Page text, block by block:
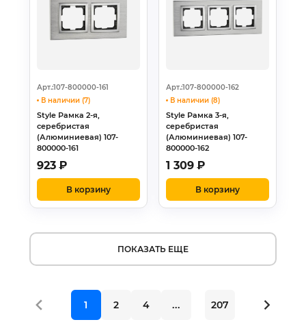
Арт.:107-800000-161
В наличии (7)
Style Рамка 2-я,
серебристая
(Алюминиевая) 107-
800000-161
923 ₽
В корзину
Арт.:107-800000-162
В наличии (8)
Style Рамка 3-я,
серебристая
(Алюминиевая) 107-
800000-162
1 309 ₽
В корзину
ПОКАЗАТЬ ЕЩЕ
1 2 4 ... 207